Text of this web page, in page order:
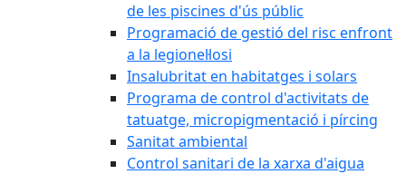
de les piscines d'ús públic
Programació de gestió del risc enfront
a la legionel·losi
Insalubritat en habitatges i solars
Programa de control d'activitats de
tatuatge, micropigmentació i pírcing
Sanitat ambiental
Control sanitari de la xarxa d'aigua